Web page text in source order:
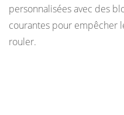
personnalisées avec des
courantes pour empêcher
rouler.